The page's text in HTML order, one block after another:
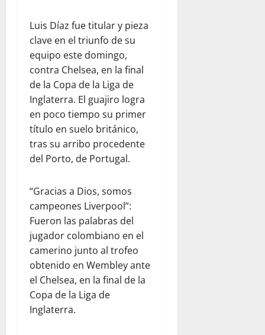
Luis Díaz fue titular y pieza
clave en el triunfo de su
equipo este domingo,
contra Chelsea, en la final
de la Copa de la Liga de
Inglaterra. El guajiro logra
en poco tiempo su primer
título en suelo británico,
tras su arribo procedente
del Porto, de Portugal.
“Gracias a Dios, somos
campeones Liverpool”:
Fueron las palabras del
jugador colombiano en el
camerino junto al trofeo
obtenido en Wembley ante
el Chelsea, en la final de la
Copa de la Liga de
Inglaterra.